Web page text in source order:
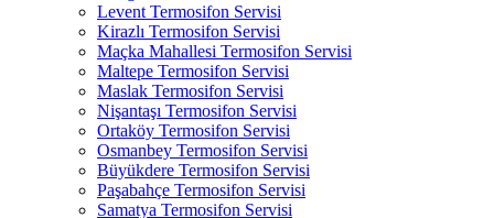
Levent Termosifon Servisi
Kirazlı Termosifon Servisi
Maçka Mahallesi Termosifon Servisi
Maltepe Termosifon Servisi
Maslak Termosifon Servisi
Nişantaşı Termosifon Servisi
Ortaköy Termosifon Servisi
Osmanbey Termosifon Servisi
Büyükdere Termosifon Servisi
Paşabahçe Termosifon Servisi
Samatya Termosifon Servisi